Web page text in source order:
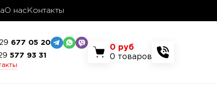
О нас Контакты
677 05 20
577 93 31
0 руб
0 товаров